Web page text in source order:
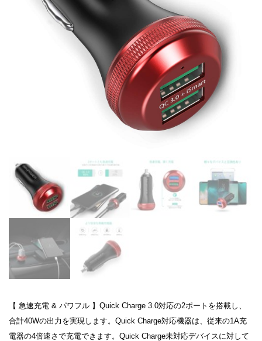
【 急速充電 & パワフル 】Quick Charge 3.0対応の2ポートを搭載し、
合計40Wの出力を実現します。Quick Charge対応機器は、従来の1A充
電器の4倍速さで充電できます。Quick Charge未対応デバイスに対して